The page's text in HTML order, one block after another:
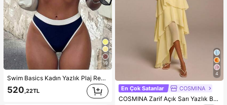
19
Swim Basics Kadın Yazlık Plaj Renk Bloklu Seksi Moda Bikini İki Parça Mayo Seti
520 ,22TL
4
En Çok Satanlar COSMINA
COSMINA Zarif Açık Sarı Yazlık Boyundan Bağlamalı Fırfır Etekli Maxi Elbise, Düz Renk Katlı Şifon Asimetrik Uzun Elbise, Düğün Konuğu Randevu ve Gündüz Partisi Elbisesi